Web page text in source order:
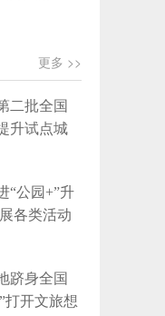
更多 >>
二批全国
升试点城
“公园+”升
各类活动
跻身全国
打开文旅想